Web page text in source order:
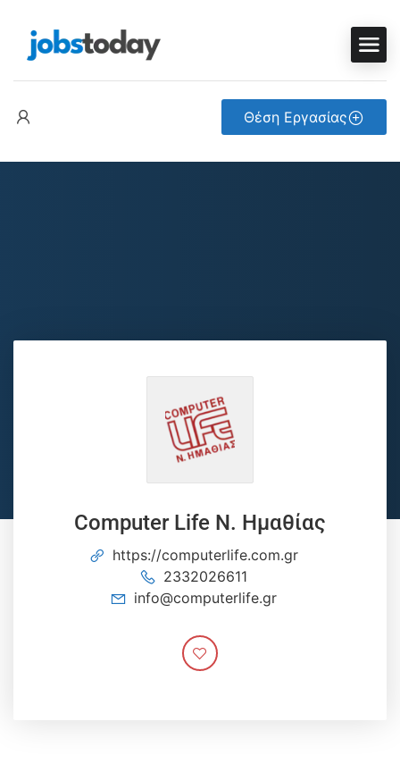
Θέση Εργασίας
Computer Life Ν. Ημαθίας
https://computerlife.com.gr
2332026611
info@computerlife.gr